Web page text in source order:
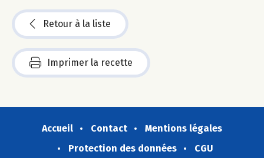
Retour à la liste
Imprimer la recette
Accueil Contact
Mentions légales
Protection des données
CGU